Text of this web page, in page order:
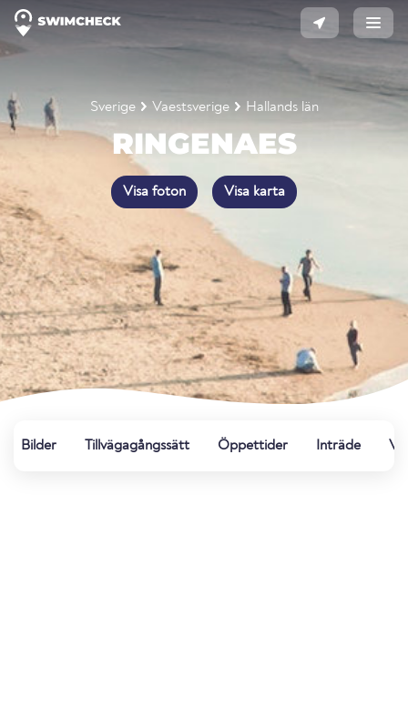
Sverige Vaestsverige Hallands län
RINGENAES
Visa foton Visa karta
Bilder Tillvägagångssätt Öppettider Inträde